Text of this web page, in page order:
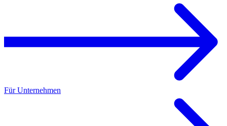
Für Unternehmen